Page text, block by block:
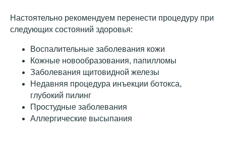
Настоятельно рекомендуем перенести процедуру при
следующих состояний здоровья:
Воспалительные заболевания кожи
Кожные новообразования, папилломы
Заболевания щитовидной железы
Недавняя процедура инъекции ботокса,
глубокий пилинг
Простудные заболевания
Аллергические высыпания